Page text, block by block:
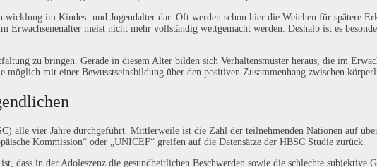
im Kindes- und Jugendalter dar. Oft werden schon hier die Weichen für spätere
Erwachsenenalter meist nicht mehr vollständig wettgemacht werden. Deshalb ist es
zu bringen. Gerade in diesem Alter bilden sich Verhaltensmuster heraus, die im
möglich mit einer Bewusstseinsbildung über den positiven Zusammenhang zwischen
alle vier Jahre durchgeführt. Mittlerweile ist die Zahl der teilnehmenden Nationen auf
Kommission“ oder „UNICEF“ greifen auf die Datensätze der HBSC Studie zurück.
in der Adoleszenz die gesundheitlichen Beschwerden sowie die schlechte subjektive